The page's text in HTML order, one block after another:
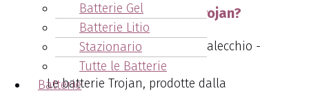
Batterie Gel
Batterie Litio
Stazionario
Tutte le Batterie
Batterie
Chi produce le batterie Trojan?
Le batterie Trojan, prodotte dalla